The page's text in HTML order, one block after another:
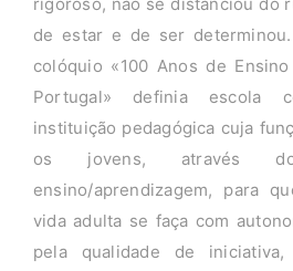
rigoroso, não se distanciou do
de estar e de ser
colóquio «100 Anos de
Portugal» definia escola
instituição pedagógica cuja
os jovens, através
ensino/aprendizagem, para
vida adulta se faça com
pela qualidade de iniciativa,